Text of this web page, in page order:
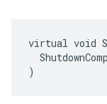
virtual void
)